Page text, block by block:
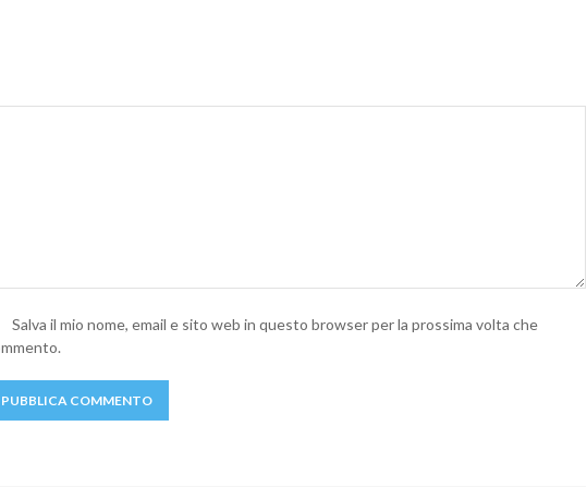
Salva il mio nome, email e sito web in questo browser per la prossima volta che